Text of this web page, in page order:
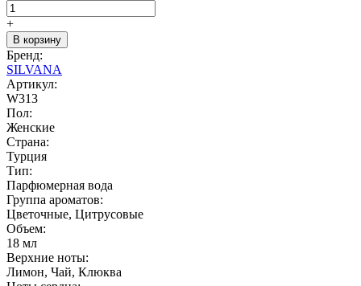
+
В корзину
Бренд:
SILVANA
Артикул:
W313
Пол:
Женские
Страна:
Турция
Тип:
Парфюмерная вода
Группа ароматов:
Цветочные, Цитрусовые
Объем:
18 мл
Верхние ноты:
Лимон, Чай, Клюква